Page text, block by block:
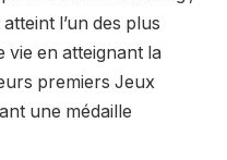
l’un des plus
vie en atteignant la
premiers Jeux
une médaille